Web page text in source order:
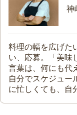
神
料理の幅を広げた
い、応募。「美味
言葉は、何にも代
自分でスケジュー
に忙しくても、自